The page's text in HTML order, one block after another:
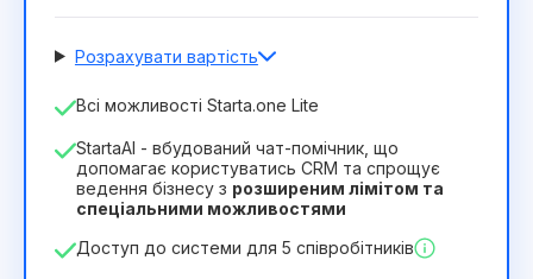
Розрахувати вартість
Кількість співробітників
Тривалість ліцензії
12 Months (знижка -25%) Вигідний
349₴ 244₴ /місяць
Всі можливості Starta.one Lite
StartaAI - вбудований чат-помічник, що
допомагає користуватись CRM та спрощує
ведення бізнесу з розширеним лімітом та
спеціальними можливостями
Доступ до системи для 5 співробітників